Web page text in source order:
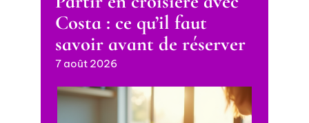
Costa : ce qu’il faut
savoir avant de réserver
7 août 2026